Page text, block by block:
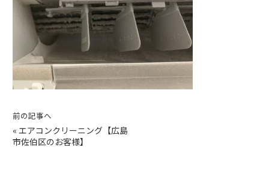
前の記事へ
« エアコンクリーニング【広島
市佐伯区のお客様】